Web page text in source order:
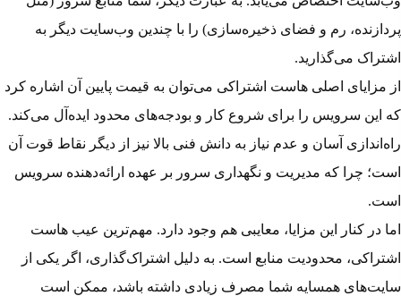
پردازنده، رم و فضای ذخیره‌سازی) را با چندین وب‌سایت دیگر به
اشتراک می‌گذارید.
از مزایای اصلی هاست اشتراکی می‌توان به قیمت پایین آن اشاره کرد
که این سرویس را برای شروع کار و بودجه‌های محدود ایده‌آل می‌کند.
راه‌اندازی آسان و عدم نیاز به دانش فنی بالا نیز از دیگر نقاط قوت آن
است؛ چرا که مدیریت و نگهداری سرور بر عهده ارائه‌دهنده سرویس
است.
اما در کنار این مزایا، معایبی هم وجود دارد. مهم‌ترین عیب هاست
اشتراکی، محدودیت منابع است. به دلیل اشتراک‌گذاری، اگر یکی از
سایت‌های همسایه شما مصرف زیادی داشته باشد، ممکن است